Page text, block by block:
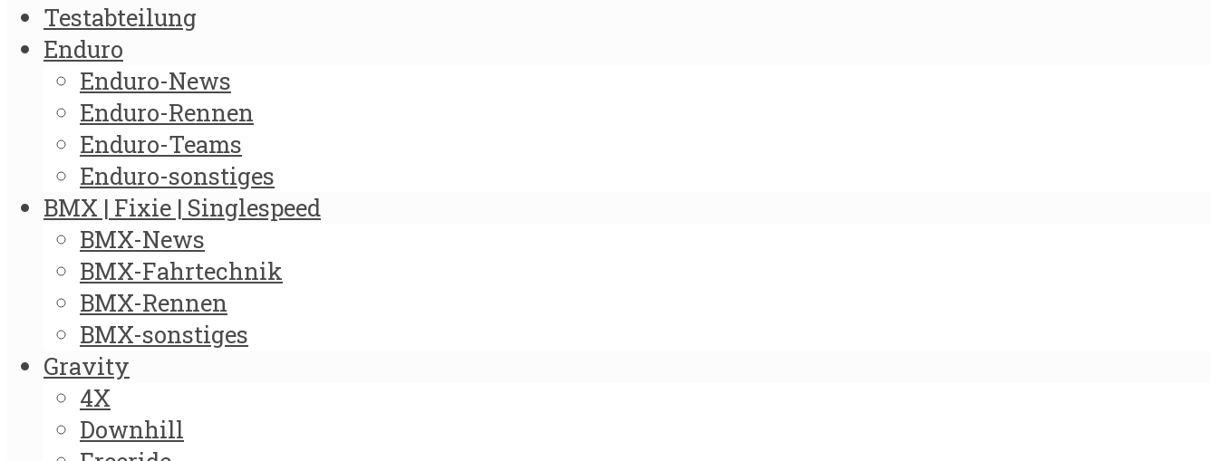
Testabteilung
Enduro
Enduro-News
Enduro-Rennen
Enduro-Teams
Enduro-sonstiges
BMX | Fixie | Singlespeed
BMX-News
BMX-Fahrtechnik
BMX-Rennen
BMX-sonstiges
Gravity
4X
Downhill